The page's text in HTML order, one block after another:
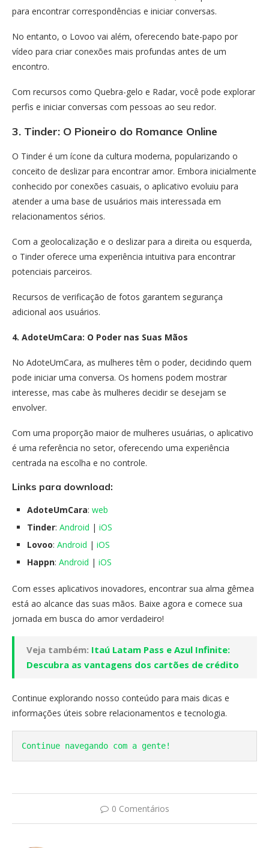
para encontrar correspondências e iniciar conversas.
No entanto, o Lovoo vai além, oferecendo bate-papo por
vídeo para criar conexões mais profundas antes de um
encontro.
Com recursos como Quebra-gelo e Radar, você pode explorar
perfis e iniciar conversas com pessoas ao seu redor.
3. Tinder: O Pioneiro do Romance Online
O Tinder é um ícone da cultura moderna, popularizando o
conceito de deslizar para encontrar amor. Embora inicialmente
conhecido por conexões casuais, o aplicativo evoluiu para
atender a uma base de usuários mais interessada em
relacionamentos sérios.
Com a geolocalização e o deslizar para a direita ou esquerda,
o Tinder oferece uma experiência intuitiva para encontrar
potenciais parceiros.
Recursos de verificação de fotos garantem segurança
adicional aos usuários.
4. AdoteUmCara: O Poder nas Suas Mãos
No AdoteUmCara, as mulheres têm o poder, decidindo quem
pode iniciar uma conversa. Os homens podem mostrar
interesse, mas cabe às mulheres decidir se desejam se
envolver.
Com uma proporção maior de mulheres usuárias, o aplicativo
é uma referência no setor, oferecendo uma experiência
centrada na escolha e no controle.
Links para download:
AdoteUmCara: web
Tinder: Android | iOS
Lovoo: Android | iOS
Happn: Android | iOS
Com esses aplicativos inovadores, encontrar sua alma gêmea
está ao alcance das suas mãos. Baixe agora e comece sua
jornada em busca do amor verdadeiro!
Veja também: Itaú Latam Pass e Azul Infinite:
Descubra as vantagens dos cartões de crédito
Continue explorando nosso conteúdo para mais dicas e
informações úteis sobre relacionamentos e tecnologia.
Continue navegando com a gente!
0 Comentários